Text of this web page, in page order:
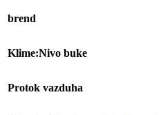
brend
Klime:Nivo buke
Protok vazduha